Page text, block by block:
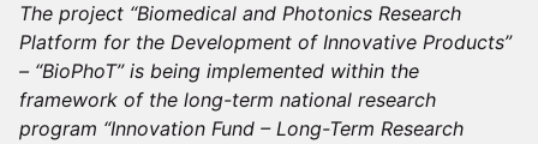
The project “Biomedical and Photonics Research
Platform for the Development of Innovative Products”
– “BioPhoT” is being implemented within the
framework of the long-term national research
program “Innovation Fund – Long-Term Research